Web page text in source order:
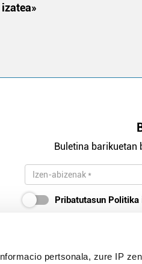
pertsonala, zure IP
Buletina barikuetan
Pribatutasun Politika